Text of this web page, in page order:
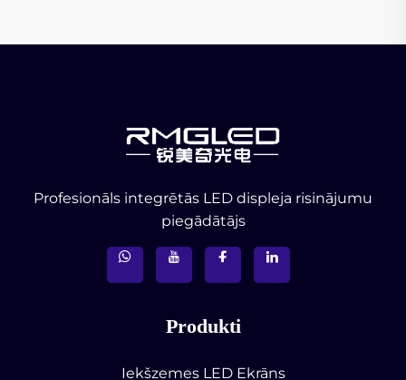
Profesionāls integrētās LED displeja risinājumu
piegādātājs
Produkti
Iekšzemes LED Ekrāns